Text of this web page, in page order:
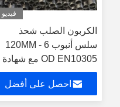
فيديو
الكربون الصلب شحذ
سلس أنبوب 6 - 120MM
OD EN10305 مع شهادة
توفالو
احصل على أفضل